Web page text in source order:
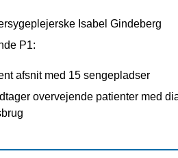
Isabel Gindeberg
P1:
afsnit med 15 sengepladser
overvejende patienter med